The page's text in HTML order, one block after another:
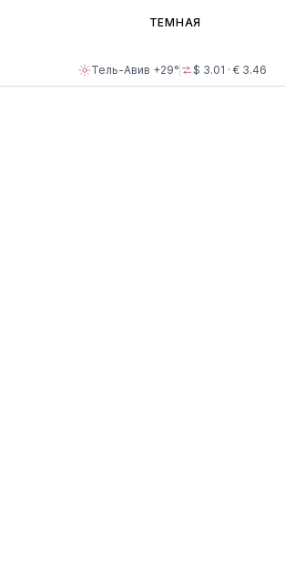
Тель-Авив +29° $ 3.01 · € 3.46
ТЕМНАЯ